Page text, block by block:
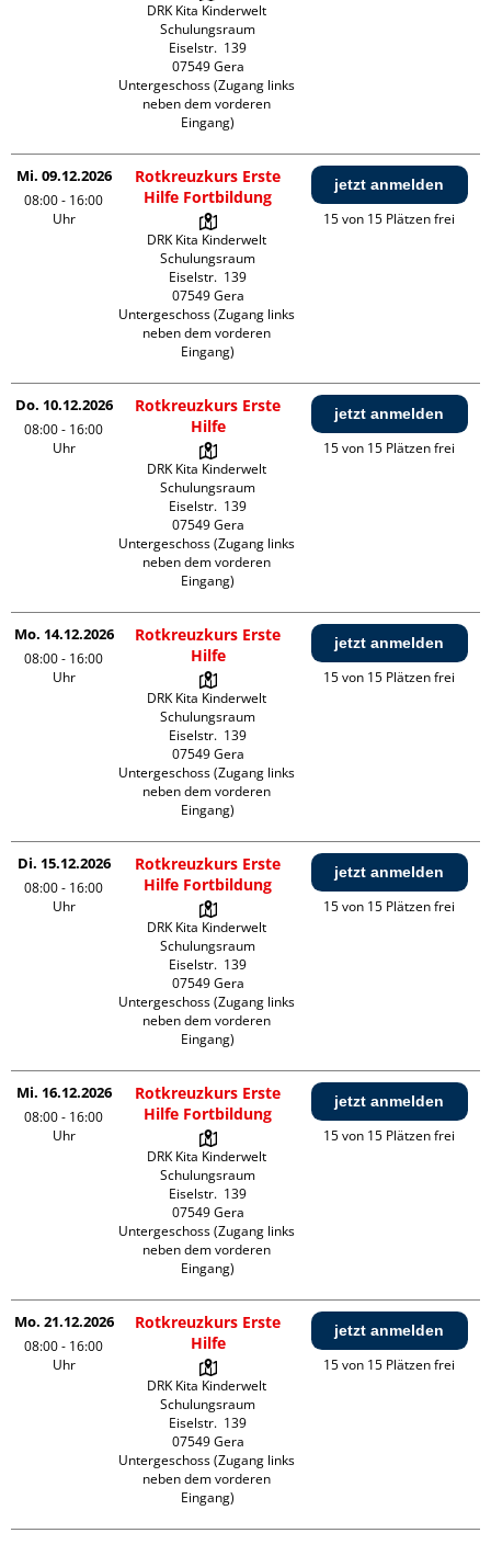
DRK Kita Kinderwelt
Schulungsraum
Eiselstr.  139
07549 Gera
Untergeschoss (Zugang links
neben dem vorderen
Eingang)
Mi. 09.12.2026
08:00 - 16:00
Uhr
Rotkreuzkurs Erste
Hilfe Fortbildung
DRK Kita Kinderwelt
Schulungsraum
Eiselstr.  139
07549 Gera
Untergeschoss (Zugang links
neben dem vorderen
Eingang)
jetzt anmelden
15 von 15 Plätzen frei
Do. 10.12.2026
08:00 - 16:00
Uhr
Rotkreuzkurs Erste
Hilfe
DRK Kita Kinderwelt
Schulungsraum
Eiselstr.  139
07549 Gera
Untergeschoss (Zugang links
neben dem vorderen
Eingang)
jetzt anmelden
15 von 15 Plätzen frei
Mo. 14.12.2026
08:00 - 16:00
Uhr
Rotkreuzkurs Erste
Hilfe
DRK Kita Kinderwelt
Schulungsraum
Eiselstr.  139
07549 Gera
Untergeschoss (Zugang links
neben dem vorderen
Eingang)
jetzt anmelden
15 von 15 Plätzen frei
Di. 15.12.2026
08:00 - 16:00
Uhr
Rotkreuzkurs Erste
Hilfe Fortbildung
DRK Kita Kinderwelt
Schulungsraum
Eiselstr.  139
07549 Gera
Untergeschoss (Zugang links
neben dem vorderen
Eingang)
jetzt anmelden
15 von 15 Plätzen frei
Mi. 16.12.2026
08:00 - 16:00
Uhr
Rotkreuzkurs Erste
Hilfe Fortbildung
DRK Kita Kinderwelt
Schulungsraum
Eiselstr.  139
07549 Gera
Untergeschoss (Zugang links
neben dem vorderen
Eingang)
jetzt anmelden
15 von 15 Plätzen frei
Mo. 21.12.2026
08:00 - 16:00
Uhr
Rotkreuzkurs Erste
Hilfe
DRK Kita Kinderwelt
Schulungsraum
Eiselstr.  139
07549 Gera
Untergeschoss (Zugang links
neben dem vorderen
Eingang)
jetzt anmelden
15 von 15 Plätzen frei